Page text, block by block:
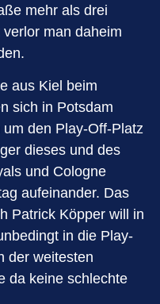
mehr als drei
man daheim
aus Kiel beim
sich in Potsdam
den Play-Off-Platz
dieses und des
und Cologne
aufeinander. Das
Patrick Köpper will in
in die Play-
der weitesten
da keine schlechte